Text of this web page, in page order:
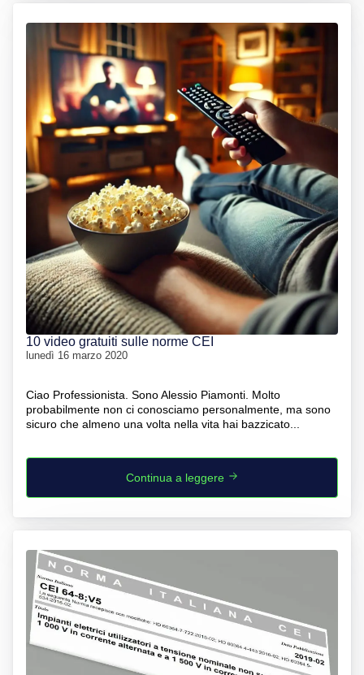
10 video gratuiti sulle norme CEI
lunedì 16 marzo 2020
Ciao Professionista. Sono Alessio Piamonti. Molto
probabilmente non ci conosciamo personalmente, ma sono
sicuro che almeno una volta nella vita hai bazzicato...
Continua a leggere